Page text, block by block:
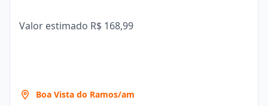
Valor estimado R$ 168,99
Boa Vista do Ramos/am